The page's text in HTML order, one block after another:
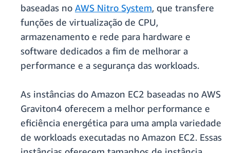
baseadas no AWS Nitro System, que transfere
funções de virtualização de CPU,
armazenamento e rede para hardware e
software dedicados a fim de melhorar a
performance e a segurança das workloads.
As instâncias do Amazon EC2 baseadas no AWS
Graviton4 oferecem a melhor performance e
eficiência energética para uma ampla variedade
de workloads executadas no Amazon EC2. Essas